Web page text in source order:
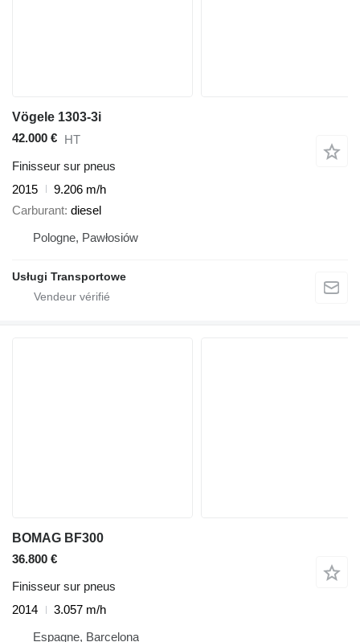
Vögele 1303-3i
42.000 € HT
Finisseur sur pneus
2015
9.206 m/h
Carburant diesel
Pologne, Pawłosiów
Usługi Transportowe
BOMAG BF300
36.800 €
Finisseur sur pneus
2014
3.057 m/h
Espagne, Barcelona